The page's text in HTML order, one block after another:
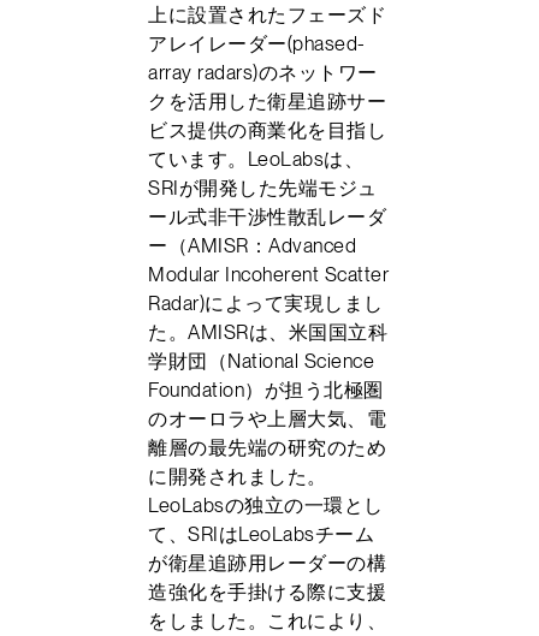
上に設置されたフェーズド
アレイレーダー(phased-
array radars)のネットワー
クを活用した衛星追跡サー
ビス提供の商業化を目指し
ています。LeoLabsは、
SRIが開発した先端モジュ
ール式非干渉性散乱レーダ
ー（AMISR：Advanced
Modular Incoherent Scatter
Radar)によって実現しまし
た。AMISRは、米国国立科
学財団（National Science
Foundation）が担う北極圏
のオーロラや上層大気、電
離層の最先端の研究のため
に開発されました。
LeoLabsの独立の一環とし
て、SRIはLeoLabsチーム
が衛星追跡用レーダーの構
造強化を手掛ける際に支援
をしました。これにより、